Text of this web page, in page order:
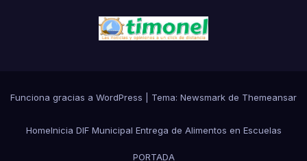
Funciona gracias a WordPress Tema: Newsmark de Themeansar
HomeInicia DIF Municipal Entrega de Alimentos en Escuelas
PORTADA